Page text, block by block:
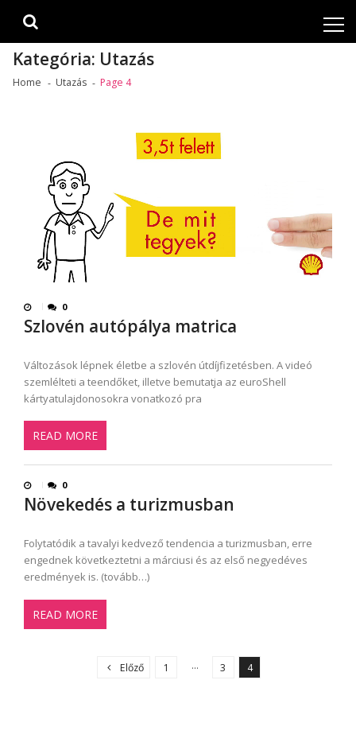
Kategória: Utazás
Home Utazás Page 4
0
Szlovén autópálya matrica
Változások lépnek életbe a szlovén útdíjfizetésben. A videó
szemlélteti a teendőket, illetve bemutatja az euroShell
kártyatulajdonosokra vonatkozó pra
READ MORE
0
Növekedés a turizmusban
Folytatódik a tavalyi kedvező tendencia a turizmusban, erre
engednek következtetni a márciusi és az első negyedéves
eredmények is. (tovább…)
READ MORE
Előző 1 … 3 4